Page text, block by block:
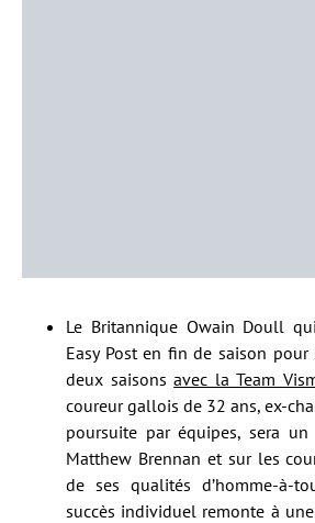
Le Britannique Owain Doull
Easy Post en fin de saison
deux saisonsavec la Team
coureur gallois de 32 ans, ex-
poursuite par équipes, sera
Matthew Brennan et sur les
de ses qualités d’homme-à-
succès individuel remonte à